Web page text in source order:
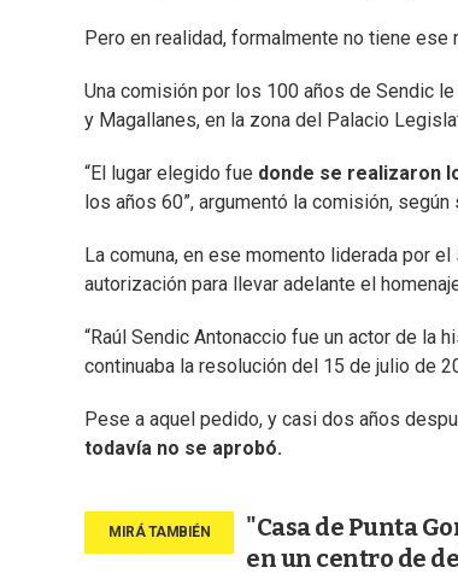
Pero en realidad, formalmente no tiene
Una comisión por los 100 años de Sendic
y Magallanes, en la zona del Palacio
“El lugar elegido fue donde se realizaron
los años 60”, argumentó la comisión,
La comuna, en ese momento liderada por
autorización para llevar adelante el
“Raúl Sendic Antonaccio fue un actor de la
continuaba la resolución del 15 de julio de
Pese a aquel pedido, y casi dos años
todavía no se aprobó.
"Casa de Punta
en un centro de